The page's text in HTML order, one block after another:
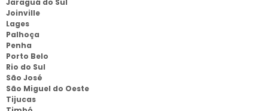
Jaraguá do Sul
Joinville
Lages
Palhoça
Penha
Porto Belo
Rio do Sul
São José
São Miguel do Oeste
Tijucas